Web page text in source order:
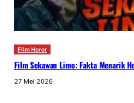
Film Horor
Film Sekawan Limo: Fakta Menarik
27 Mei 2026